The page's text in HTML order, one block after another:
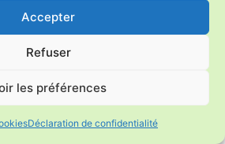
Accepter
Refuser
les préférences
Déclaration de confidentialité
18 ans a peur des chien
le mercredi une chienne de la spa
de passer au-dessus de ses
j’app petit york acheter